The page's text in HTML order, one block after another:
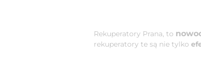
Rekuperatory Prana, to
rekuperatory te są nie tylko